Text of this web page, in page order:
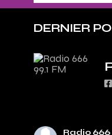
DERNIER
Radio 666